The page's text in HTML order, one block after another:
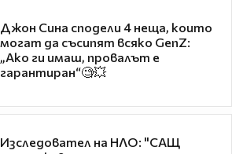
Джон Сина сподели 4 неща, които
могат да съсипят всяко GenZ:
„Ако ги имаш, провалът е
гарантиран“🧐💥
Изследовател на НЛО: "САЩ